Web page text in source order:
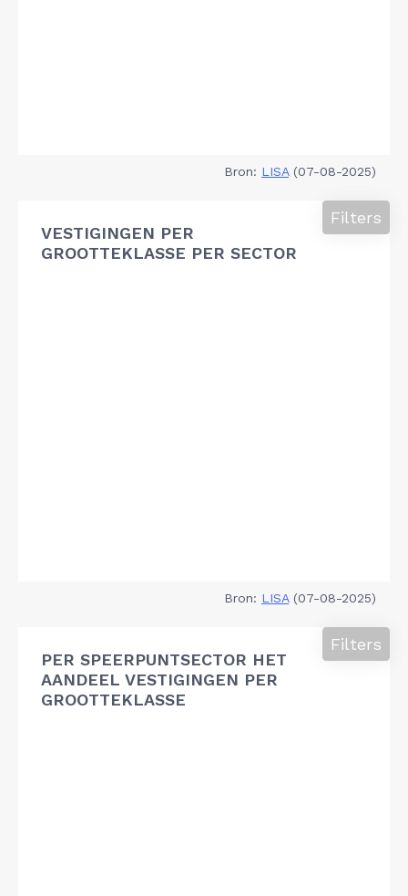
Bron: LISA(07-08-2025)
VESTIGINGEN PER
GROOTTEKLASSE PER SECTOR
Filters
Bron: LISA(07-08-2025)
PER SPEERPUNTSECTOR HET
AANDEEL VESTIGINGEN PER
GROOTTEKLASSE
Filters